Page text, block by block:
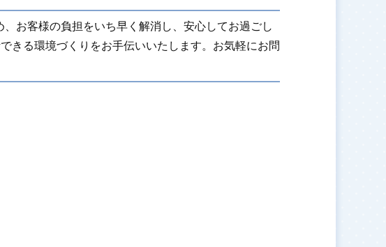
お客様の負担をいち早く解消し、安心してお過ごし
きる環境づくりをお手伝いいたします。お気軽にお問